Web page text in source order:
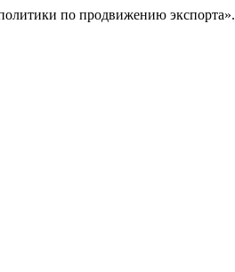
по продвижению экспорта».